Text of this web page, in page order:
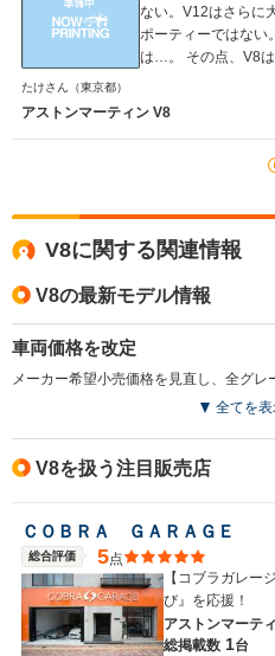
ない。V12はさらに
ポーティーではない
は…。 その点、V8は良い車だ。アストンなら12気筒より
たけさん （東京都）
アストンマーティン V8
V8に関する関連情報
V8の最新モデル情報
車両価格を改定
全てを
V8を扱う注目販売店
ＣＯＢＲＡ ＧＡＲＡＧＥ
総合評価 5点
【コブラガレー
び』を応援！
アストンマーテ
総掲載数 1台